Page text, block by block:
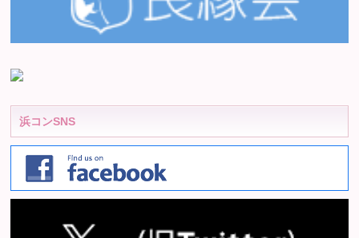
浜コンSNS